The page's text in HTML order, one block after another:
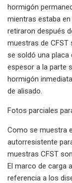
hormigón
mientras estaba
retiraron después
muestras de
se soldó una placa
espesor a la parte
hormigón
de alisado.
Fotos parciales
Como se muestra
autorresistente
muestras CFST
El marco de carga
referencia a los